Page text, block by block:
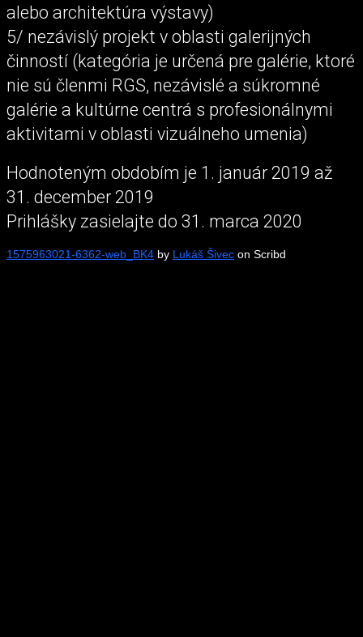
alebo architektúra výstavy)
5/ nezávislý projekt v oblasti galerijných
činností (kategória je určená pre galérie, ktoré
nie sú členmi RGS, nezávislé a súkromné
galérie a kultúrne centrá s profesionálnymi
aktivitami v oblasti vizuálneho umenia)
Hodnoteným obdobím je 1. január 2019 až
31. december 2019
Prihlášky zasielajte do 31. marca 2020
1575963021-6362-web_BK4 by Lukáš Šivec on Scribd